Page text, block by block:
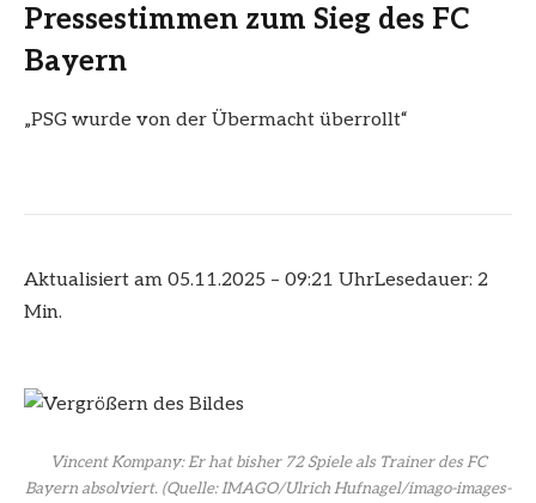
Pressestimmen zum Sieg des FC
Bayern
„PSG wurde von der Übermacht überrollt“
Aktualisiert am 05.11.2025 – 09:21 UhrLesedauer: 2
Min.
Vincent Kompany: Er hat bisher 72 Spiele als Trainer des FC
Bayern absolviert. (Quelle: IMAGO/Ulrich Hufnagel/imago-images-